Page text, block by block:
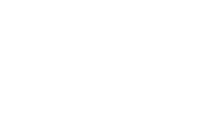
vibrações do meu corpo. Ela levou sua